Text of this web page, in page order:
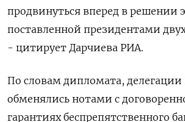
продвинуться вперед в решении
поставленной президентами
- цитирует Дарчиева РИА.
По словам дипломата,
обменялись нотами с
гарантиях беспрепятственного